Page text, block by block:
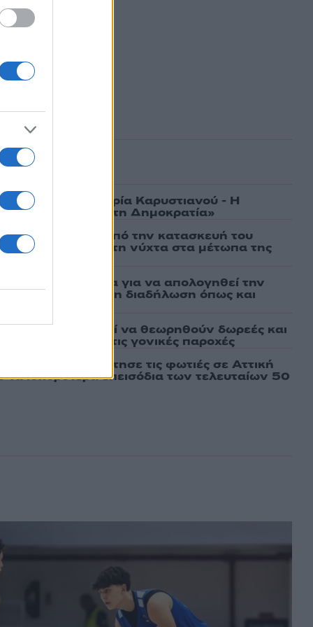
μένει η Μαρία Καρυστιανού - Η
την «Ελπίδα για τη Δημοκρατία»
εικόνες από την κατασκευή του
επιχειρεί και τη νύχτα στα μέτωπα της
πήρε προθεσμία για να απολογηθεί την
συμμετείχε στη διαδήλωση όπως και
Πότε μπορεί να θεωρηθούν δωρεές και
– Τι ισχυεί για τις γονικές παροχές
που τροφοδότησε τις φωτιές σε Αττική
τα ισχυρότερα επεισόδια των τελευταίων 50